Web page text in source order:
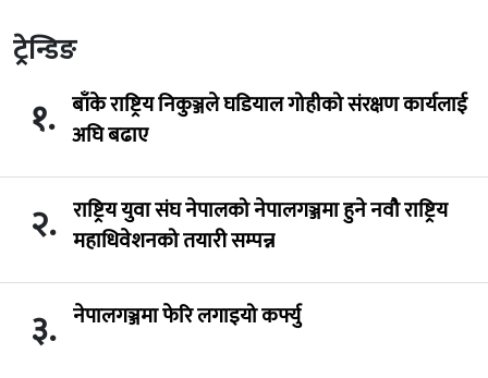
ट्रेन्डिङ
१. बाँके राष्ट्रिय निकुञ्जले घडियाल गोहीको संरक्षण कार्यलाई
अघि बढाए
२. राष्ट्रिय युवा संघ नेपालको नेपालगञ्जमा हुने नवौ राष्ट्रिय
महाधिवेशनको तयारी सम्पन्न
३. नेपालगञ्जमा फेरि लगाइयो कर्फ्यु